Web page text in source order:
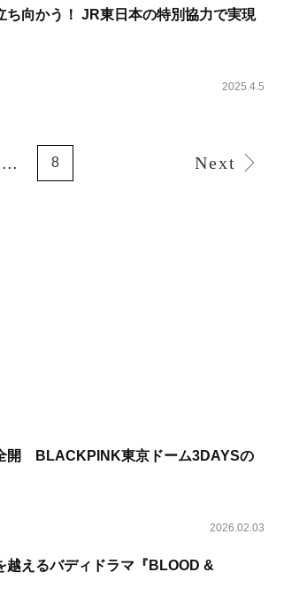
向かう！ JR東日本の特別協力で実現
2025.4.5
... 8 Next
開 BLACKPINK東京ドーム3DAYSの
2026.02.03
えるバディドラマ『BLOOD &